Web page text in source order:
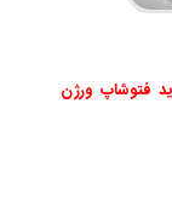
فتوشاپ ورژن